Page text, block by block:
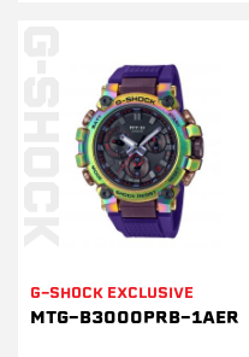
G-SHOCK EXCLUSIVE
MTG-B3000PRB-1AER